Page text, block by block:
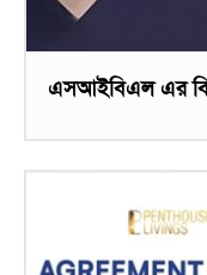
এসআইবিএল এর